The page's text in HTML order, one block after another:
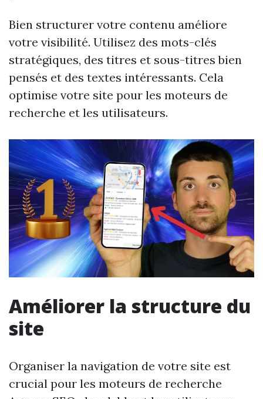
Bien structurer votre contenu améliore
votre visibilité. Utilisez des mots-clés
stratégiques, des titres et sous-titres bien
pensés et des textes intéressants. Cela
optimise votre site pour les moteurs de
recherche et les utilisateurs.
Améliorer la structure du
site
Organiser la navigation de votre site est
crucial pour les moteurs de recherche